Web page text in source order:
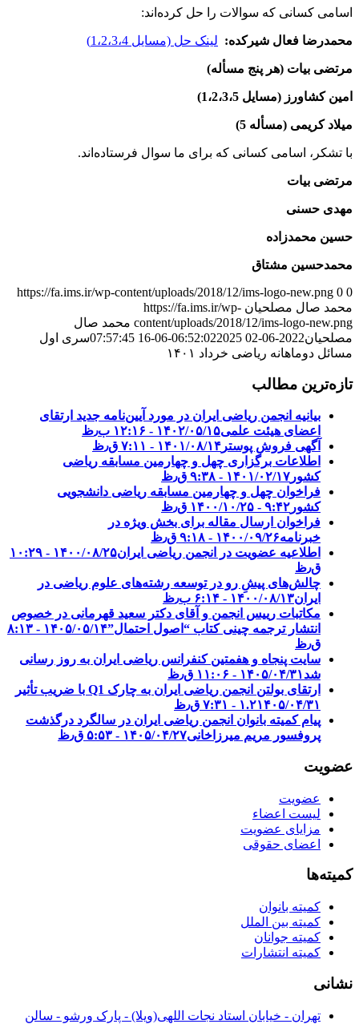
اسامی کسانی که سوالات را حل کرده‌اند:
محمدرضا فعال شیرکده: لینک حل (مسایل 1،2،3،4)
مرتضی بیات (هر پنج مسأله)
امین کشاورز (مسایل 1،2،3،5)
میلاد کریمی (مسأله 5)
با تشکر، اسامی کسانی که برای ما سوال فرستاده‌اند.
مرتضی بیات
مهدی حسنی
حسین محمدزاده
محمدحسین مشتاق
https://fa.ims.ir/wp-content/uploads/2018/12/ims-logo-new.png 0 0
محمد صال مصلحیان https://fa.ims.ir/wp-
content/uploads/2018/12/ims-logo-new.png محمد صال
مصلحیان2022-06-02 06:52:02
2025-06-16 07:57:45
سری اول
مسائل دوماهانه ریاضی خرداد ۱۴۰۱
تازه‌ترین مطالب
بیانیه انجمن ریاضی ایران در مورد آیین‌نامه جدید ارتقای
اعضای هیئت علمی۱۴۰۲/۰۵/۱۵ - ۱۲:۱۶ ب٫ظ
آگهی فروش پوستر ۱۴۰۱/۰۸/۱۴ - ۷:۱۱ ق٫ظ
اطلاعات برگزاری چهل و چهارمین مسابقه ریاضی
کشور ۱۴۰۱/۰۲/۱۷ - ۹:۳۸ ق٫ظ
فراخوان چهل و چهارمین مسابقه ریاضی دانشجویی
کشور‎‎ ۱۴۰۰/۱۰/۲۵ - ۹:۴۲ ق٫ظ
فراخوان ارسال مقاله برای بخش ویژه در
خبرنامه۱۴۰۰/۰۹/۲۶ - ۹:۱۸ ق٫ظ
اطلاعیه عضویت در انجمن ریاضی ایران
۱۴۰۰/۰۸/۲۵ - ۱۰:۲۹
ق٫ظ
چالش‌های پیشِ رو در توسعه رشته‌های علوم ریاضی در
ایران۱۴۰۰/۰۸/۱۳ - ۶:۱۴ ب٫ظ
مکاتبات رییس انجمن و آقای دکتر سعید قهرمانی در خصوص
انتشار ترجمه چینی کتاب “اصول احتمال”
۱۴۰۵/۰۵/۱۴ - ۸:۱۳
ق٫ظ
سایت پنجاه و هفمتین کنفرانس ریاضی ایران به روز رسانی
شد۱۴۰۵/۰۴/۳۱ - ۱۱:۰۶ ق٫ظ
ارتقای بولتن انجمن ریاضی ایران به چارک Q1 با ضریب تأثیر
۱.۲۱۴۰۵/۰۴/۳۱ - ۷:۳۱ ق٫ظ
پیام کمیته بانوان انجمن ریاضی ایران در سالگرد درگذشت
پروفسور مریم میرزاخانی۱۴۰۵/۰۴/۲۷ - ۵:۵۳ ق٫ظ
عضویت
عضویت
لیست اعضاء
مزایای عضویت
اعضای حقوقی
کمیته‌ها
کمیته بانوان
کمیته بین الملل
کمیته جوانان
کمیته انتشارات
نشانی
تهران - خیابان استاد نجات اللهی(ویلا) - پارک ورشو - سالن